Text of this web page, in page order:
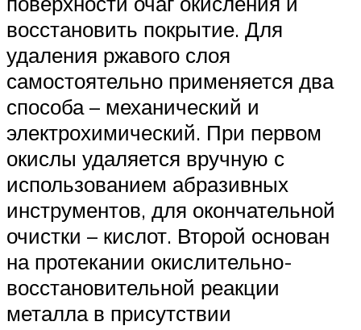
восстановить покрытие. Для
удаления ржавого слоя
самостоятельно применяется два
способа – механический и
электрохимический. При первом
окислы удаляется вручную с
использованием абразивных
инструментов, для окончательной
очистки – кислот. Второй основан
на протекании окислительно-
восстановительной реакции
металла в присутствии